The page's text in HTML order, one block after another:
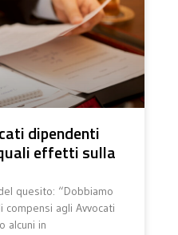
dipendenti
effetti sulla
quesito: “Dobbiamo
agli Avvocati
alcuni in